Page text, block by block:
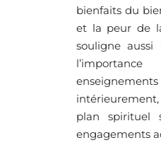
bienfaits du
et la peur de
souligne
plan spirituel
engagements